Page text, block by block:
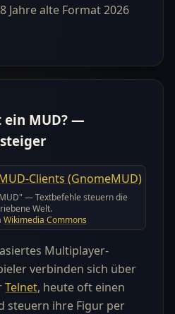
Jahre alte Format 2026
ein MUD? —
— Textbefehle steuern die
Welt.
Wikimedia Commons
Multiplayer-
verbinden sich über
Telnet, heute oft einen
steuern ihre Figur per